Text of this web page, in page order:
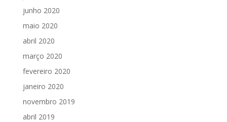
junho 2020
maio 2020
abril 2020
março 2020
fevereiro 2020
janeiro 2020
novembro 2019
abril 2019